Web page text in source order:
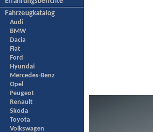
Fahrzeugkatalog
Audi
BMW
Dacia
Fiat
Ford
Hyundai
Mercedes-Benz
Opel
Peugeot
Renault
Skoda
Toyota
Volkswagen